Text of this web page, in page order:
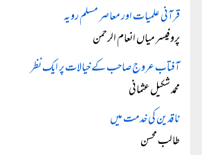
قرآنی علمیات اور معاصر مسلم رویہ
پروفیسر میاں انعام الرحمن
آفتاب عروج صاحب کے خیالات پر ایک نظر
محمد شکیل عثمانی
ناقدین کی خدمت میں
طالب محسن